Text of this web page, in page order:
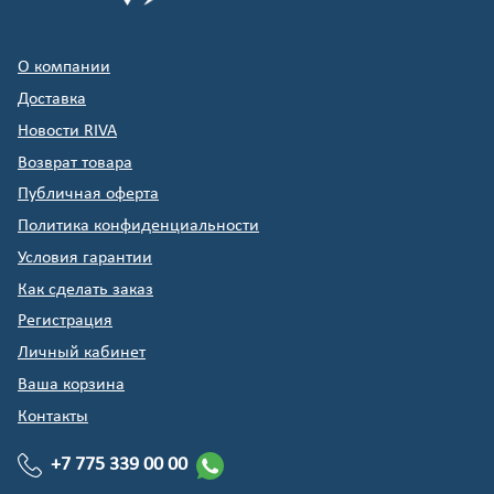
О компании
Доставка
Новости RIVA
Возврат товара
Публичная оферта
Политика конфиденциальности
Условия гарантии
Как сделать заказ
Регистрация
Личный кабинет
Ваша корзина
Контакты
+7 775 339 00 00